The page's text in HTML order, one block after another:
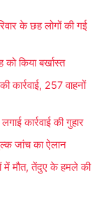
के छह लोगों की गई
किया बर्खास्त
कार्रवाई, 257 वाहनों
कार्रवाई की गुहार
जांच का ऐलान
में मौत, तेंदुए के हमले की